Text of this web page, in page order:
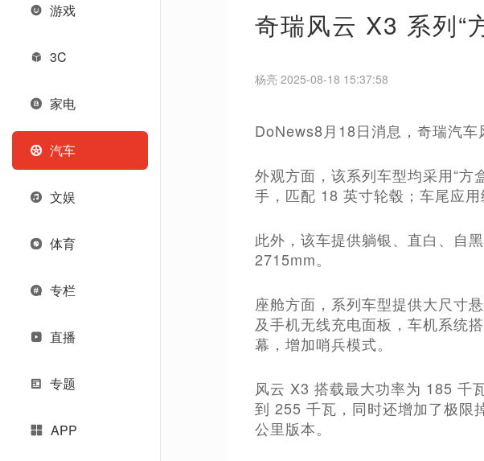
游戏
3C
家电
汽车
文娱
体育
专栏
直播
专题
APP
奇瑞风云 X3 系列“
杨亮 2025-08-18 15:37:58
DoNews8月18日消息，奇瑞汽车
外观方面，该系列车型均采用“
手，匹配 18 英寸轮毂；车尾应用
此外，该车提供躺银、直白、自
2715mm。
座舱方面，系列车型提供大尺寸
及手机无线充电面板，车机系统
幕，增加哨兵模式。
风云 X3 搭载最大功率为 185 千
到 255 千瓦，同时还增加了极限
公里版本。